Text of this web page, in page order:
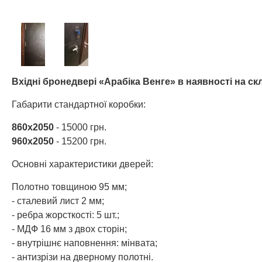
Вхідні бронедвері «Арабіка Венге» в наявності на
Габарити стандартної коробки:
860х2050 - 15000 грн.
960х2050 - 15200 грн.
Основні характеристики дверей:
Полотно товщиною 95 мм;
- сталевий лист 2 мм;
- ребра жорсткості: 5 шт.;
- МДФ 16 мм з двох сторін;
- внутрішнє наповнення: мінвата;
- антизрізи на дверному полотні.